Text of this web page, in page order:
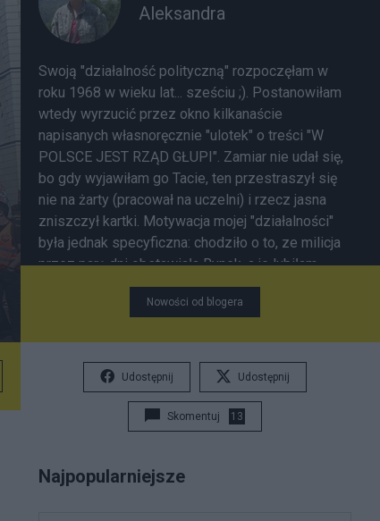
Aleksandra
Swoją "działalność polityczną" rozpoczęłam w
roku 1968 w wieku lat... sześciu ;). Postanowiłam
wtedy wyrzucić przez okno kilkanaście
napisanych własnoręcznie "ulotek" o treści "W
POLSCE JEST RZĄD GŁUPI". Zamiar nie udał się,
bo gdy wyjawiłam go Tacie, ten przestraszył się
nie na żarty (pracował na uczelni) i rzecz jasna
zniszczył kartki. Motywacja mojej "działalności"
była jednak specyficzna: chodziło o to, ze milicja
przez parę dni obstawiała Rynek, a je lubiłam
chodzić karmić gołębie.
Nowości od blogera
Udostępnij Udostępnij
Skomentuj 13
Najpopularniejsze